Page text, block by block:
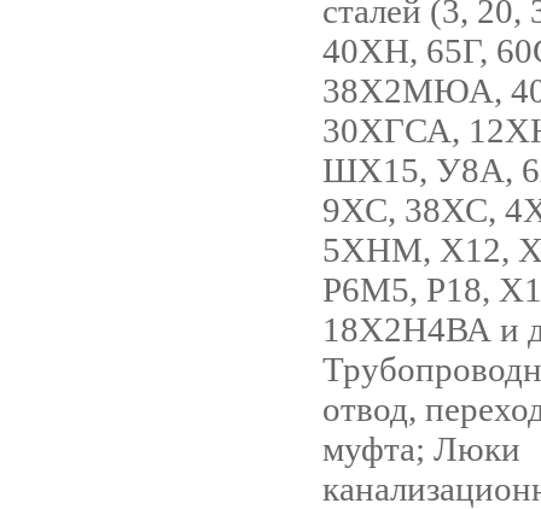
сталей (3, 20,
40ХН, 65Г,
38Х2МЮА,
30ХГСА,
ШХ15, У8А,
9ХС, 38ХС,
5ХНМ, Х12,
Р6М5, Р18,
18Х2Н4ВА и
отвод,
муфта; Люки